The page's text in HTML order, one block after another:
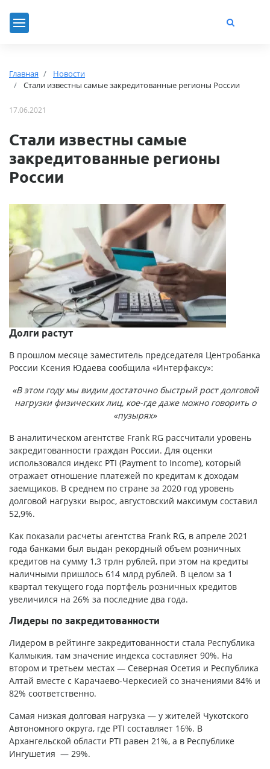
Главная
Новости
Стали известны самые закредитованные регионы России
17.06.2021
Стали известны самые
закредитованные регионы
России
Долги растут
В прошлом месяце заместитель председателя Центробанка
России Ксения Юдаева сообщила «Интерфаксу»:
«В этом году мы видим достаточно быстрый рост долговой
нагрузки физических лиц, кое-где даже можно говорить о
«пузырях»
В аналитическом агентстве Frank RG рассчитали уровень
закредитованности граждан России. Для оценки
использовался индекс PTI (Payment to Income), который
отражает отношение платежей по кредитам к доходам
заемщиков. В среднем по стране за 2020 год уровень
долговой нагрузки вырос, августовский максимум составил
52,9%.
Как показали расчеты агентства Frank RG, в апреле 2021
года банками был выдан рекордный объем розничных
кредитов на сумму 1,3 трлн рублей, при этом на кредиты
наличными пришлось 614 млрд рублей. В целом за 1
квартал текущего года портфель розничных кредитов
увеличился на 26% за последние два года.
Лидеры по закредитованности
Лидером в рейтинге закредитованности стала Республика
Калмыкия, там значение индекса составляет 90%. На
втором и третьем местах — Северная Осетия и Республика
Алтай вместе с Карачаево-Черкесией со значениями 84% и
82% соответственно.
Самая низкая долговая нагрузка — у жителей Чукотского
Автономного округа, где PTI составляет 16%. В
Архангельской области PTI равен 21%, а в Республике
Ингушетия — 29%.